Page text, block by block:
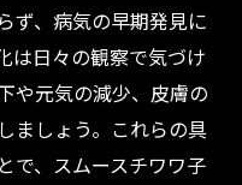
ず、病気の早期発見に
は日々の観察で気づけ
や元気の減少、皮膚の
ましょう。これらの具
で、スムースチワワ子